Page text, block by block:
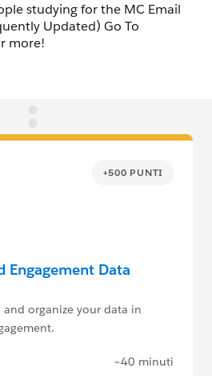
+500 PUNTI
Engagement Data
organize your data in
~40 minuti